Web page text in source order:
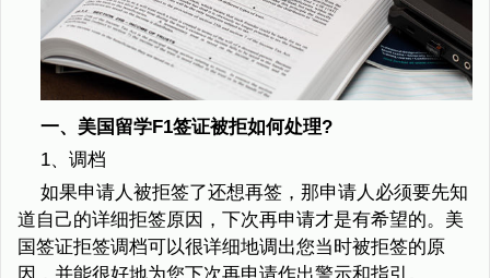
一、美国留学F1签证被拒如何处理?
1、调档
如果申请人被拒签了还想再签，那申请人必须要先知
道自己的详细拒签原因，下次再申请才是有希望的。美
国签证拒签调档可以很详细地调出您当时被拒签的原